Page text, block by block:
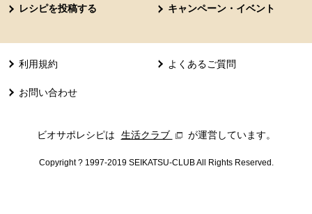
レシピを投稿する キャンペーン・イベント
利用規約 よくあるご質問
お問い合わせ
ビオサポレシピは 生活クラブ 別のウィンドウで開きます。
が運営しています。
Copyright ? 1997-2019 SEIKATSU-CLUB All Rights Reserved.